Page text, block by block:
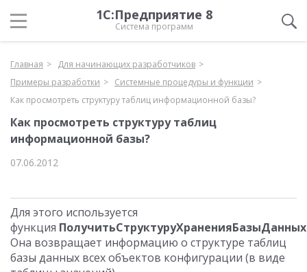
1С:Предприятие 8
Система программ
Главная
Для начинающих разработчиков
Примеры разработки
Системные процедуры и функции
Как просмотреть структуру таблиц информационной базы?
Как просмотреть структуру таблиц
информационной базы?
07.06.2012
Для этого используется
функция
Она возвращает информацию о структуре таблиц
базы данных всех объектов конфигурации (в виде